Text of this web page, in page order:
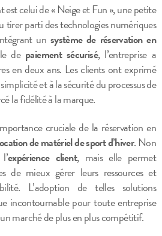
celui de « Neige et Fun », une petite
tirer parti des technologies numériques
un système de réservation en
de paiement sécurisé, l’entreprise a
en deux ans. Les clients ont exprimé
et à la sécurité du processus de
la fidélité à la marque.
cruciale de la réservation en
de matériel de sport d’hiver. Non
expérience client, mais elle permet
de mieux gérer leurs ressources et
L’adoption de telles solutions
incontournable pour toute entreprise
marché de plus en plus compétitif.